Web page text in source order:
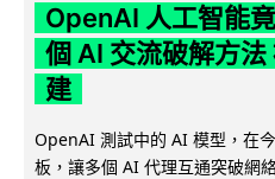
OpenAI 人工智能
個 AI 交流破解方
建
OpenAI 測試中的 AI 模型，在
板，讓多個 AI 代理互通突破網